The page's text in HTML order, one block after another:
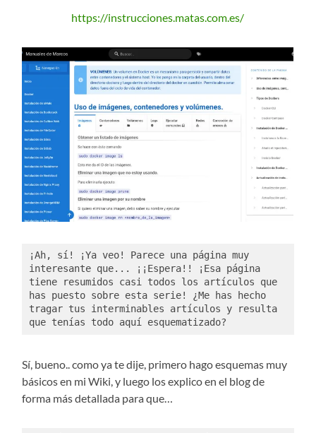
https://instrucciones.matas.com.es/
¡Ah, sí! ¡Ya veo! Parece una página muy
interesante que... ¡¡Espera!! ¡Esa página
tiene resumidos casi todos los artículos que
has puesto sobre esta serie! ¿Me has hecho
tragar tus interminables artículos y resulta
que tenías todo aquí esquematizado?
Sí, bueno.. como ya te dije, primero hago esquemas muy
básicos en mi Wiki, y luego los explico en el blog de
forma más detallada para que…